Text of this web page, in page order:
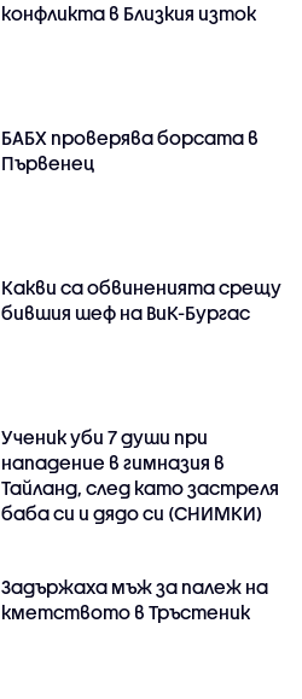
конфликта в Близкия изток
БАБХ проверява борсата в
Първенец
Какви са обвиненията срещу
бившия шеф на ВиК-Бургас
Ученик уби 7 души при
нападение в гимназия в
Тайланд, след като застреля
баба си и дядо си (СНИМКИ)
Задържаха мъж за палеж на
кметството в Тръстеник